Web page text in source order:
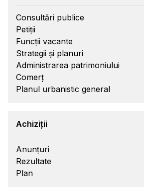
Consultări publice
Petiții
Funcții vacante
Strategii și planuri
Administrarea patrimoniului
Comerț
Planul urbanistic general
Achiziții
Anunțuri
Rezultate
Plan